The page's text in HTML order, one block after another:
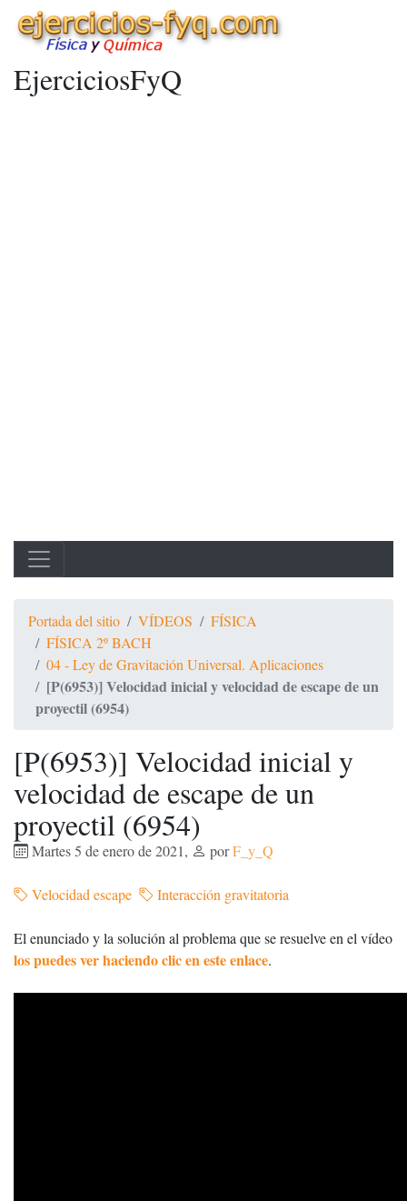
EjerciciosFyQ
Portada del sitio VÍDEOS
FÍSICA
FÍSICA 2º BACH
04 - Ley de Gravitación Universal. Aplicaciones
[P(6953)] Velocidad inicial y velocidad de escape de un
proyectil (6954)
[P(6953)] Velocidad inicial y
velocidad de escape de un
proyectil (6954)
Martes 5 de enero de 2021, porF_y_Q
Velocidad escape Interacción gravitatoria
El enunciado y la solución al problema que se resuelve en el vídeo
los puedes ver haciendo clic en este enlace.